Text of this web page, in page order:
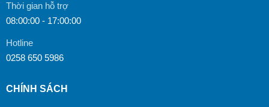
Thời gian hỗ trợ
08:00:00 - 17:00:00
Hotline
0258 650 5986
CHÍNH SÁCH